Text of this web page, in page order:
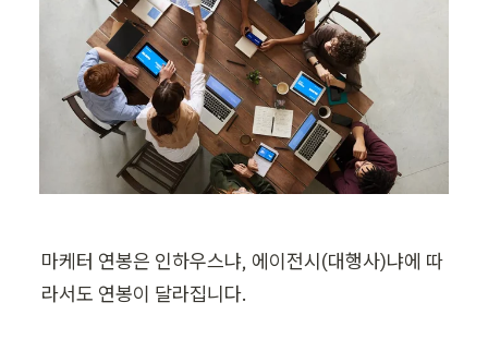
마케터 연봉은 인하우스냐, 에이전시(대행사)냐에 따
라서도 연봉이 달라집니다.